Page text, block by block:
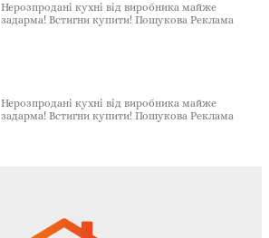
Нерозпродані кухні від виробника майже
задарма! Встигни купити! Пошукова Реклама
Нерозпродані кухні від виробника майже
задарма! Встигни купити! Пошукова Реклама